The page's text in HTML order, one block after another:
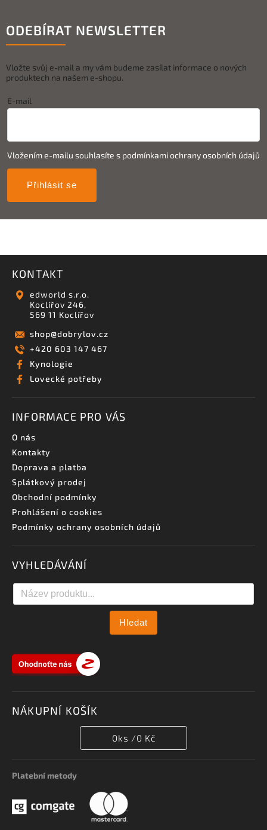
ODEBÍRAT NEWSLETTER
Vložte svůj e-mail a my vám budeme zasílat informace o nových
produktech na našem e-shopu.
E-mail
Vložením e-mailu souhlasíte s podmínkami ochrany osobních údajů
Přihlásit se
KONTAKT
edworld s.r.o.
Koclířov 246,
569 11 Koclířov
shop@dobrylov.cz
+420 603 147 467
Kynologie
Lovecké potřeby
INFORMACE PRO VÁS
O nás
Kontakty
Doprava a platba
Splátkový prodej
Obchodní podmínky
Prohlášení o cookies
Podmínky ochrany osobních údajů
VYHLEDÁVÁNÍ
Hledat
NÁKUPNÍ KOŠÍK
0ks /0 Kč
Platební metody